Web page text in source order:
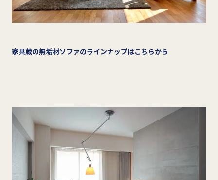
家具蔵の無垢材ソファのラインナップはこちらから